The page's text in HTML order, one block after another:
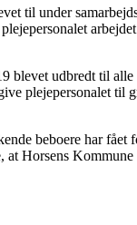
til under
udbredt til
plejepersonalet til
beboere har fået
Horsens